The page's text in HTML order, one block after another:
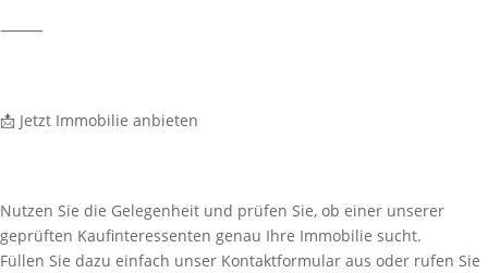
⸻
📩 Jetzt Immobilie anbieten
Nutzen Sie die Gelegenheit und prüfen Sie, ob einer unserer
geprüften Kaufinteressenten genau Ihre Immobilie sucht.
Füllen Sie dazu einfach unser Kontaktformular aus oder rufen Sie